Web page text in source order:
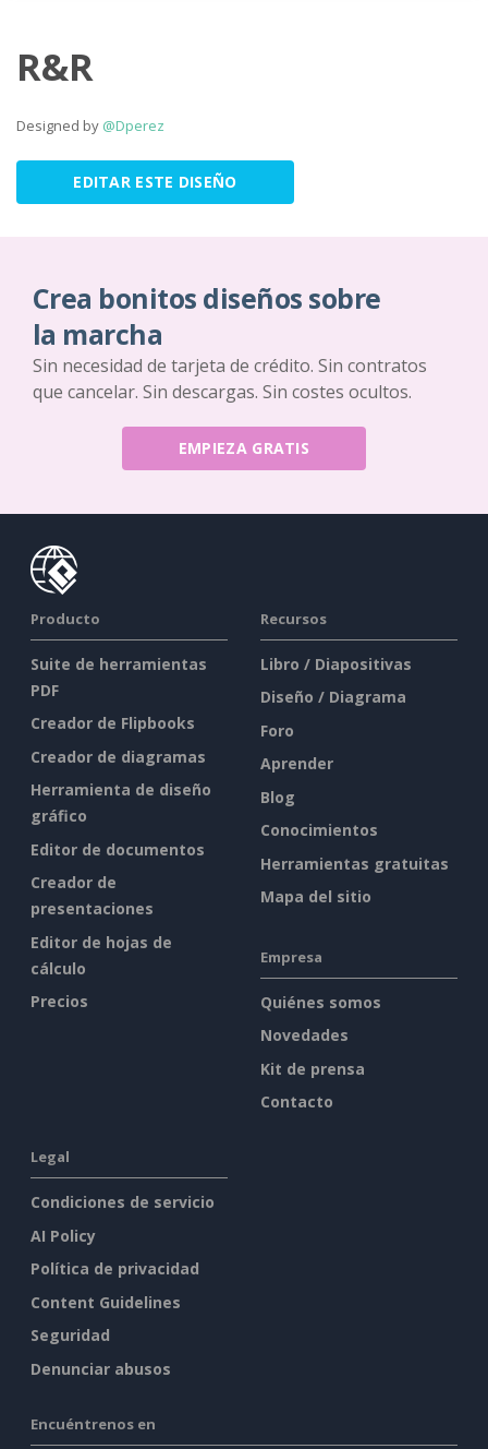
R&R
Designed by @Dperez
EDITAR ESTE DISEÑO
Crea bonitos diseños sobre
la marcha
Sin necesidad de tarjeta de crédito. Sin contratos
que cancelar. Sin descargas. Sin costes ocultos.
EMPIEZA GRATIS
Producto
Suite de herramientas
PDF
Creador de Flipbooks
Creador de diagramas
Herramienta de diseño
gráfico
Editor de documentos
Creador de
presentaciones
Editor de hojas de
cálculo
Precios
Recursos
Libro / Diapositivas
Diseño / Diagrama
Foro
Aprender
Blog
Conocimientos
Herramientas gratuitas
Mapa del sitio
Empresa
Quiénes somos
Novedades
Kit de prensa
Contacto
Legal
Condiciones de servicio
AI Policy
Política de privacidad
Content Guidelines
Seguridad
Denunciar abusos
Encuéntrenos en